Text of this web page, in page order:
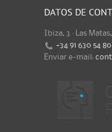
DATOS DE
Ibiza, 3 · Las
+34 91 630 54 80
Enviar e-mail: